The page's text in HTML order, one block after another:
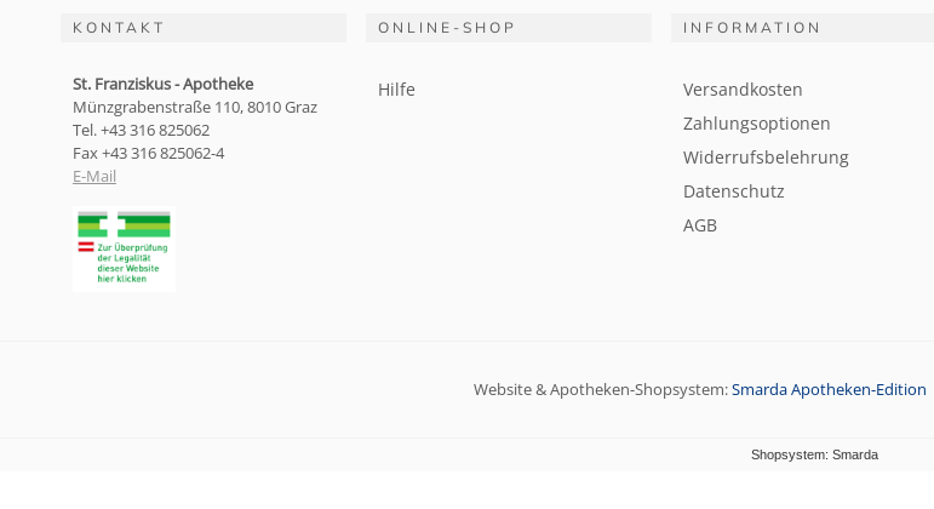
KONTAKT
St. Franziskus - Apotheke
Münzgrabenstraße 110, 8010 Graz
Tel. +43 316 825062
Fax +43 316 825062-4
E-Mail
ONLINE-SHOP
Hilfe
INFORMATION
Versandkosten
Zahlungsoptionen
Widerrufsbelehrung
Datenschutz
AGB
Website & Apotheken-Shopsystem:Smarda Apotheken-Edition
Shopsystem: Smarda